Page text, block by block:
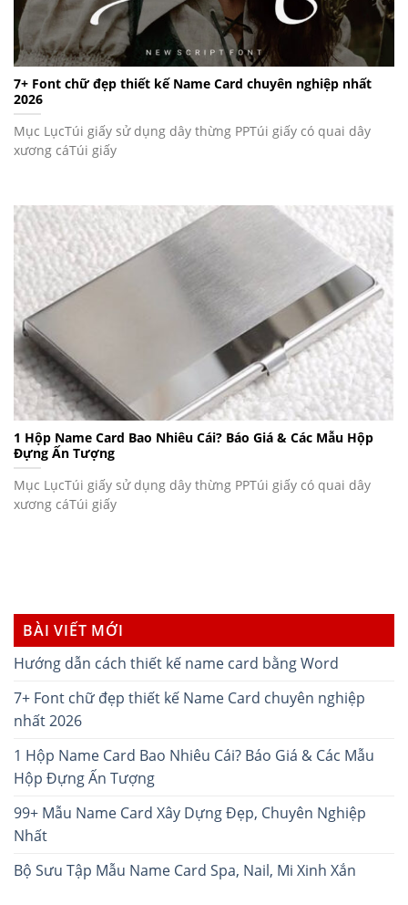
7+ Font chữ đẹp thiết kế Name Card chuyên nghiệp nhất
2026
Mục LụcTúi giấy sử dụng dây thừng PPTúi giấy có quai dây
xương cáTúi giấy
1 Hộp Name Card Bao Nhiêu Cái? Báo Giá & Các Mẫu Hộp
Đựng Ấn Tượng
Mục LụcTúi giấy sử dụng dây thừng PPTúi giấy có quai dây
xương cáTúi giấy
BÀI VIẾT MỚI
Hướng dẫn cách thiết kế name card bằng Word
7+ Font chữ đẹp thiết kế Name Card chuyên nghiệp
nhất 2026
1 Hộp Name Card Bao Nhiêu Cái? Báo Giá & Các Mẫu
Hộp Đựng Ấn Tượng
99+ Mẫu Name Card Xây Dựng Đẹp, Chuyên Nghiệp
Nhất
Bộ Sưu Tập Mẫu Name Card Spa, Nail, Mi Xinh Xắn